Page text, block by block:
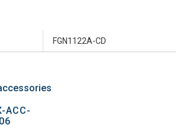
FGN1122A-CD
ACC-